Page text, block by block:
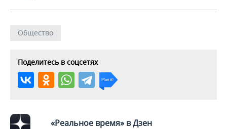
Общество
Поделитесь в соцсетях
«Реальное время» в Дзен